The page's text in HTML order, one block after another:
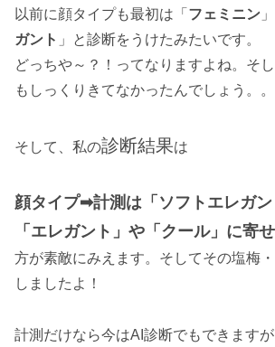
以前に顔タイプも最初は「 フェミニン
ガント 」と診断をうけたみたいです。
どっちや～？！ってなりますよね。そ
もしっくりきてなかったんでしょう。。
そして、私の診断結果は
顔タイプ➡計測は「ソフトエレガン
「エレガント」や「クール」に寄
方が素敵にみえます。そしてその塩梅
しましたよ！
計測だけなら今はAI診断でもできます